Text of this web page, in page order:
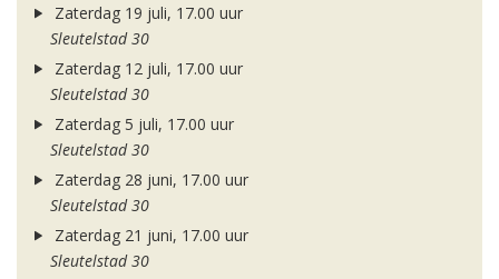
Zaterdag 19 juli, 17.00 uur
Sleutelstad 30
Zaterdag 12 juli, 17.00 uur
Sleutelstad 30
Zaterdag 5 juli, 17.00 uur
Sleutelstad 30
Zaterdag 28 juni, 17.00 uur
Sleutelstad 30
Zaterdag 21 juni, 17.00 uur
Sleutelstad 30